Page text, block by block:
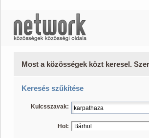
Most a közösségek közt keresel.
Keresés szűkítése
Kulcsszavak:
Hol: